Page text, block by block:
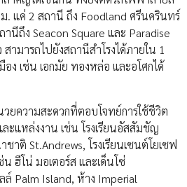
. แค่ 2 สถานี ถึง Foodland ศรีนครินทร์
นีถึง Seacon Square และ Paradise
ามารถไปยังสถานีสำโรงได้ภายใน 1
อง เช่น เอกมัย ทองหล่อ และอโศกได้
ยความสะดวกที่ตอบโจทย์การใช้ชีวิต
ะแหล่งงาน เช่น โรงเรียนอัสสัมชัญ
าติ St.Andrews, โรงเรียนเซนต์โยเซฟ
ฮีโน่ มอเตอร์ส และเด็นโซ่
Palm Island, ห้าง Imperial